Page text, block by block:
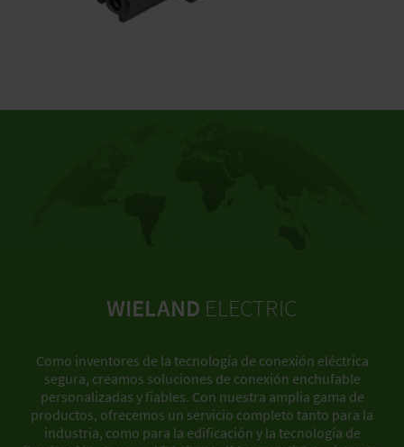
WIELAND ELECTRIC
Como inventores de la tecnología de conexión eléctrica
segura, creamos soluciones de conexión enchufable
personalizadas y fiables. Con nuestra amplia gama de
productos, ofrecemos un servicio completo tanto para la
industria, como para la edificación y la tecnología de